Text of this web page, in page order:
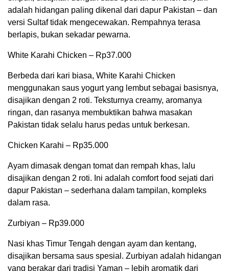
adalah hidangan paling dikenal dari dapur Pakistan – dan
versi Sultaf tidak mengecewakan. Rempahnya terasa
berlapis, bukan sekadar pewarna.
White Karahi Chicken – Rp37.000
Berbeda dari kari biasa, White Karahi Chicken
menggunakan saus yogurt yang lembut sebagai basisnya,
disajikan dengan 2 roti. Teksturnya creamy, aromanya
ringan, dan rasanya membuktikan bahwa masakan
Pakistan tidak selalu harus pedas untuk berkesan.
Chicken Karahi – Rp35.000
Ayam dimasak dengan tomat dan rempah khas, lalu
disajikan dengan 2 roti. Ini adalah comfort food sejati dari
dapur Pakistan – sederhana dalam tampilan, kompleks
dalam rasa.
Zurbiyan – Rp39.000
Nasi khas Timur Tengah dengan ayam dan kentang,
disajikan bersama saus spesial. Zurbiyan adalah hidangan
yang berakar dari tradisi Yaman – lebih aromatik dari